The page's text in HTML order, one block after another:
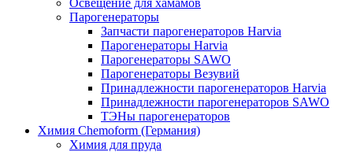
Освещение для хамамов
Парогенераторы
Запчасти парогенераторов Harvia
Парогенераторы Harvia
Парогенераторы SAWO
Парогенераторы Везувий
Принадлежности парогенераторов Harvia
Принадлежности парогенераторов SAWO
ТЭНы парогенераторов
Химия Chemoform (Германия)
Химия для пруда